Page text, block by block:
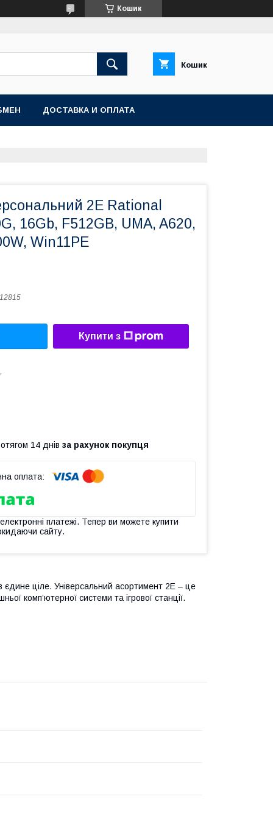
Кошик
Кошик
ДОСТАВКА И ОПЛАТА
2E Rational
16Gb, F512GB, UMA, A620,
Win11PE
Купити з
14 днів за рахунок покупця
платежі. Тепер ви можете купити
сайту.
єдине ціле. Універсальний асортимент 2E – це
комп’ютерної системи та ігрової станції.